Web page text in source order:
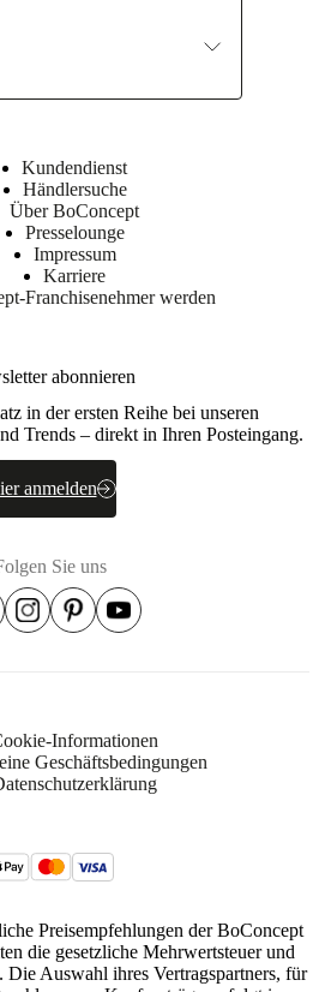
Kundendienst
Händlersuche
Über BoConcept
Presselounge
Impressum
Karriere
Franchisenehmer werden
abonnieren
in der ersten Reihe bei unseren
Trends – direkt in Ihren Posteingang.
anmelden
Sie uns
Informationen
Geschäftsbedingungen
Preisempfehlungen der BoConcept
die gesetzliche Mehrwertsteuer und
Die Auswahl ihres Vertragspartners, für